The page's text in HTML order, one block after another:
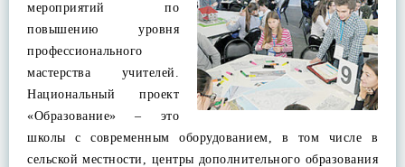
мероприятий по
повышению уровня
профессионального
мастерства учителей.
Национальный проект
«Образование» – это
школы с современным оборудованием, в том числе в
сельской местности, центры дополнительного образования